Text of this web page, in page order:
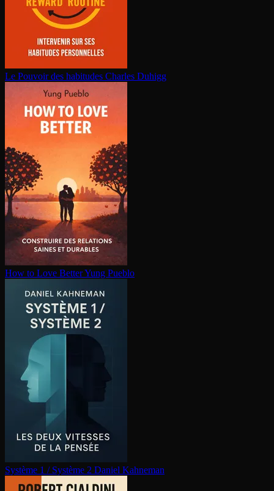
Le Pouvoir des habitudes Charles Duhigg
How to Love BetterYung Pueblo
Système 1 / Système 2 Daniel Kahneman